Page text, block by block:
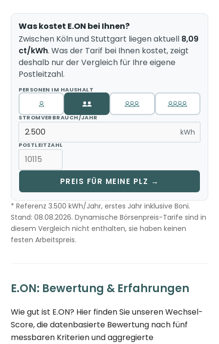
Was kostet E.ON bei Ihnen?
Zwischen Köln und Stuttgart liegen aktuell 8,09
ct/kWh. Was der Tarif bei Ihnen kostet, zeigt
deshalb nur der Vergleich für Ihre eigene
Postleitzahl.
PERSONEN IM HAUSHALT
STROMVERBRAUCH/JAHR
kWh
POSTLEITZAHL
PREIS FÜR MEINE PLZ →
* Referenz 3.500 kWh/Jahr, erstes Jahr inklusive Boni.
Stand: 08.08.2026. Dynamische Börsenpreis-Tarife sind in
diesem Vergleich nicht enthalten, sie haben keinen
festen Arbeitspreis.
E.ON: Bewertung & Erfahrungen
Wie gut ist E.ON? Hier finden Sie unseren Wechsel-
Score, die datenbasierte Bewertung nach fünf
messbaren Kriterien und aggregierte